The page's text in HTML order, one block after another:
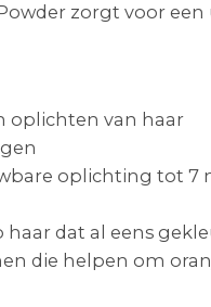
zorgt voor
oplichten van haar
oplichting tot 7
dat al eens
die helpen om